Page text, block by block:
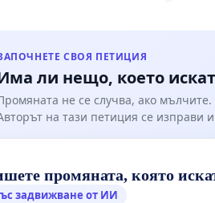
материал, които не са
има сериозен недостиг
европейски държави
генетичен материал
за чуждестранни донори
на пациентите и да противоречи
на клетки и тъкани е
СВОЯ ПЕТИЦИЯ
ли нещо, което
не се случва, ако мълчите.
на тази петиция се
промяната, която
задвижване от ИИ